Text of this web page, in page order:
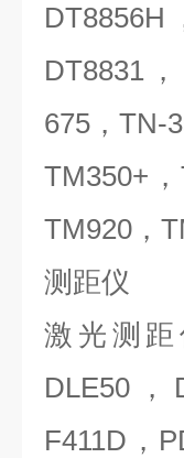
DT8831
675，TN-
TM350+
TM920，
测
激光测距
DLE50，
F411D，